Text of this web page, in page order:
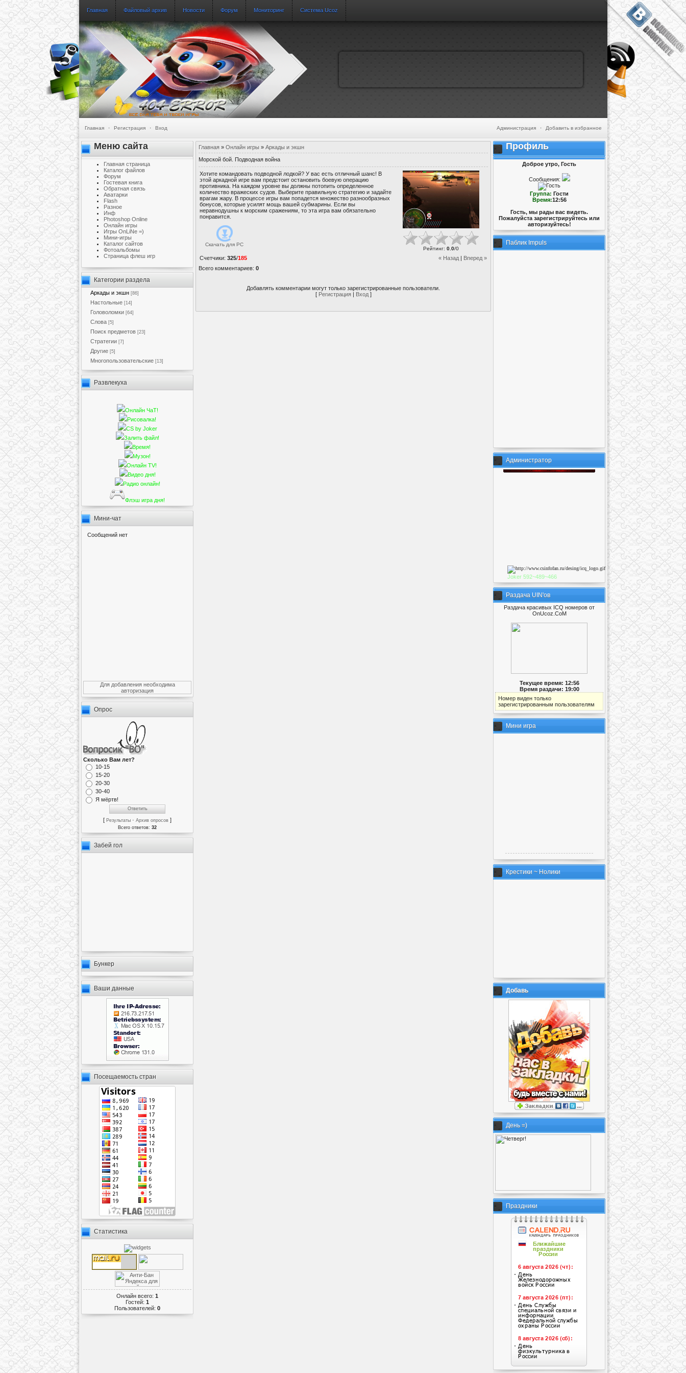
Главная Файловый архив Новости Форум Мониторинг Система Ucoz
Главная · Регистрация · Вход Администрация · Добавить в избранное
Меню сайта
Главная страница
Каталог файлов
Форум
Гостевая книга
Обратная связь
Аватарки
Flash
Разное
Инф
Photoshop Online
Онлайн игры
Игры OnLiNe =)
Мини-игры
Каталог сайтов
Фотоальбомы
Cтраница флеш игр
Категории раздела
Аркады и экшн [86]
Настольные [14]
Головоломки [64]
Слова [5]
Поиск предметов [23]
Стратегии [7]
Другие [5]
Многопользовательские [13]
Развлекуха
Онлайн ЧаТ!
Рисовалка!
CS by Joker
Залить файл!
Время!
Музон!
Онлайн TV!
Видео дня!
Радио онлайн!
Флэш игра дня!
Мини-чат
Для добавления необходима
авторизация
Опрос
Сколько Вам лет?
10-15
15-20
20-30
30-40
Я мёртв!
[ Результаты · Архив опросов ]
Всего ответов: 32
Забей гол
Бункер
Ваши данные
Посещаемость стран
Статистика
Онлайн всего: 1
Гостей: 1
Пользователей: 0
Главная » Онлайн игры » Аркады и экшн
Морской бой. Подводная война
Хотите командовать подводной лодкой? У вас есть отличный шанс! В
этой аркадной игре вам предстоит остановить боевую операцию
противника. На каждом уровне вы должны потопить определенное
количество вражеских судов. Выберите правильную стратегию и задайте
врагам жару. В процессе игры вам попадется множество разнообразных
бонусов, которые усилят мощь вашей субмарины. Если вы
неравнодушны к морским сражениям, то эта игра вам обязательно
понравится.
Скачать для PC
Рейтинг: 0.0/0
« Назад Вперед »
Счетчики: 325/185
Всего комментариев: 0
Добавлять комментарии могут только зарегистрированные пользователи.
[ Регистрация| Вход]
Профиль
Доброе утро, Гость
Сообщения:
Группа: Гости
Время:12:56
Гость, мы рады вас видеть.
Пожалуйста зарегистрируйтесь или
авторизуйтесь!
Паблик Impuls
Администратор
Joker 592~489~466
Раздача UIN'ов
Раздача красивых ICQ номеров от
OnUcoz.CoM
Текущее время: 12:56
Время раздачи: 19:00
Номер виден только
зарегистрированным пользователям
Мини игра
Крестики ~ Нолики
Добавь
День =)
Праздники